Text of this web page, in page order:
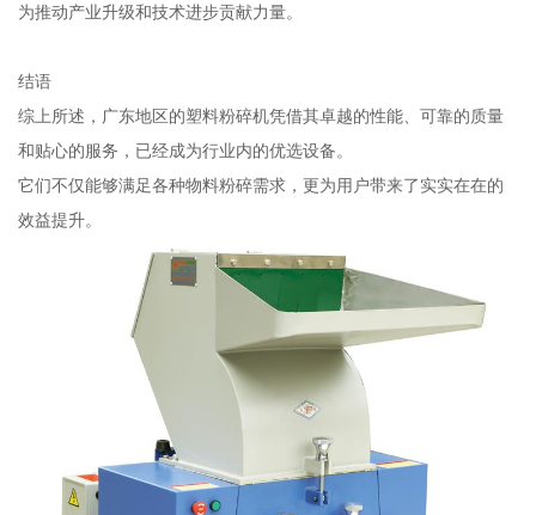
为推动产业升级和技术进步贡献力量。
结语
综上所述，广东地区的塑料粉碎机凭借其卓越的性能、可靠的质量
和贴心的服务，已经成为行业内的优选设备。
它们不仅能够满足各种物料粉碎需求，更为用户带来了实实在在的
效益提升。